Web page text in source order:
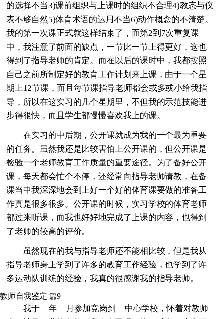
的选择不当3)课前组织与上课时的组织不合理4)教态与仪
表不够自然5)体育术语的运用不当6)动作概念的不清楚。
我的第一次课正式就这样结束了，而第2到7次重复课
中，我注意了前面的缺点，一节比一节上得更好，这也
得到了指导老师的肯定。而在以后的课时中，我都按照
自己之前所制定好的教育工作计划来上课，由于一个星
期上12节课，而且每节课指导老师都会或多或小给我指
导，所以在这实习的几个星期里，不但我的示范技能进
步得很快，而且学生都慢慢喜欢我上的课。
在实习的中后期，公开课就成为我的一个最为重要
的任务。虽然我还是比较害怕上公开课的，但公开课是
检验一个老师教育工作质量的重要途径。为了备好公开
课，每天都会忙个不停，还经常向指导老师请教，在备
课当中我深深地会到上好一个好的体育课要做的准备工
作真是很多很多。公开课的时候，实习学校的体育老师
都过来听课，而我也好好地完成了上课的内容，也得到
了老师的较高的评价。
虽然现在的我与指导老师还不能相比较，但是我从
指导老师身上学到了许多的教育工作经验，也学到了许
多运动队训练的经验，我真的很感谢我的指导老师。
教师自我鉴定 篇9
我于__年__月参加竞岗到__中心学校，怀着对教师